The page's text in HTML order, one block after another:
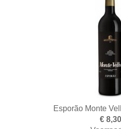
Esporão Monte
€ 8,30